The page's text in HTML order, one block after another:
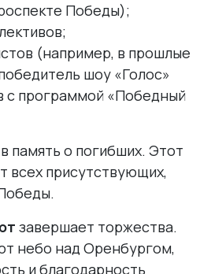
Победы);
(например, в прошлые
шоу «Голос»
с программой «Победный
в память о погибших. Этот
всех присутствующих,
завершает торжества.
небо над Оренбургом,
и благодарность